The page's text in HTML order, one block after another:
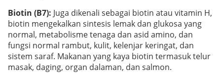
Biotin (B7): Juga dikenali sebagai biotin atau vitamin H,
biotin mengekalkan sintesis lemak dan glukosa yang
normal, metabolisme tenaga dan asid amino, dan
fungsi normal rambut, kulit, kelenjar keringat, dan
sistem saraf. Makanan yang kaya biotin termasuk telur
masak, daging, organ dalaman, dan salmon.